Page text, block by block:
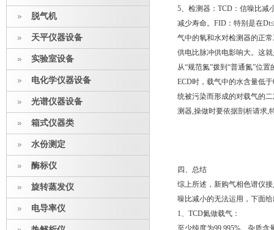
脱气机
天平仪器设备
实验室设备
电化学仪器设备
光谱仪器设备
箱式仪器类
水份测定
酶标仪
旋转蒸发仪
电导率仪
5、检测器：TCD：信噪比减
减少寿命。FID：特别是在
气中的氧和水对检测器的正
供电比脉冲供电影响大。这
从“规范氮”拨到“普通氮”位
ECD时，载气中的水含量低
统被污染而形成的对载气的
测器,操做时要依据剖析请求,
四、总结
综上所述，新购气相色谱仪
噪比减小的无法运用，下面
1、TCD氦做载气：
至少纯度为99.995%。杂质含